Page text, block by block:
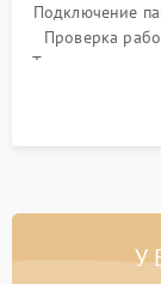
Подключение
Проверка
Тестирование
У